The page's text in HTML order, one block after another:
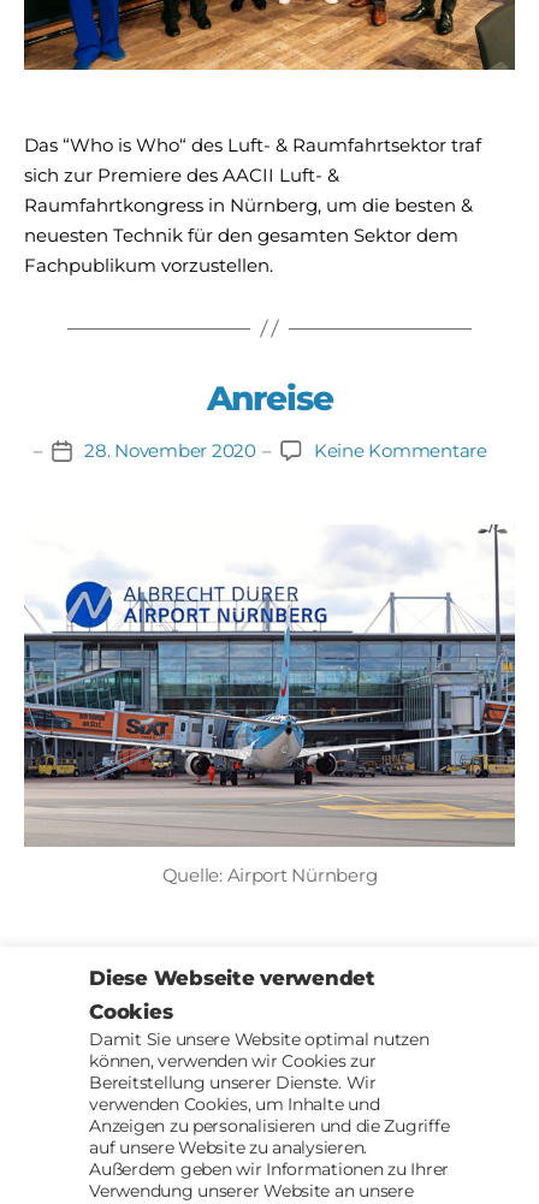
Das “Who is Who“ des Luft- & Raumfahrtsektor traf
sich zur Premiere des AACII Luft- &
Raumfahrtkongress in Nürnberg, um die besten &
neuesten Technik für den gesamten Sektor dem
Fachpublikum vorzustellen.
Anreise
Beitragsdatum
28. November 2020 Keine Kommentarezu
Quelle: Airport Nürnberg
Flugzeug.
>> Mehr Informationen <<
AACII
Diese Webseite verwendet
Cookies
Damit Sie unsere Website optimal nutzen
können, verwenden wir Cookies zur
Bereitstellung unserer Dienste. Wir
verwenden Cookies, um Inhalte und
Anzeigen zu personalisieren und die Zugriffe
auf unsere Website zu analysieren.
Außerdem geben wir Informationen zu Ihrer
Verwendung unserer Website an unsere